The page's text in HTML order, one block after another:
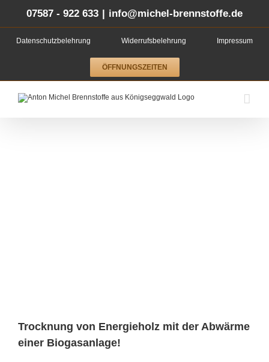
07587 - 922 633 info@michel-brennstoffe.de
Datenschutzbelehrung Widerrufsbelehrung Impressum
ÖFFNUNGSZEITEN
Trocknung von Energieholz mit der Abwärme
einer Biogasanlage!